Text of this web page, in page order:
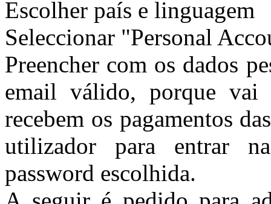
Escolher país e linguagem
Seleccionar "Personal
Preencher com os dados
email válido, porque vai
recebem os pagamentos
utilizador para entrar
password escolhida.